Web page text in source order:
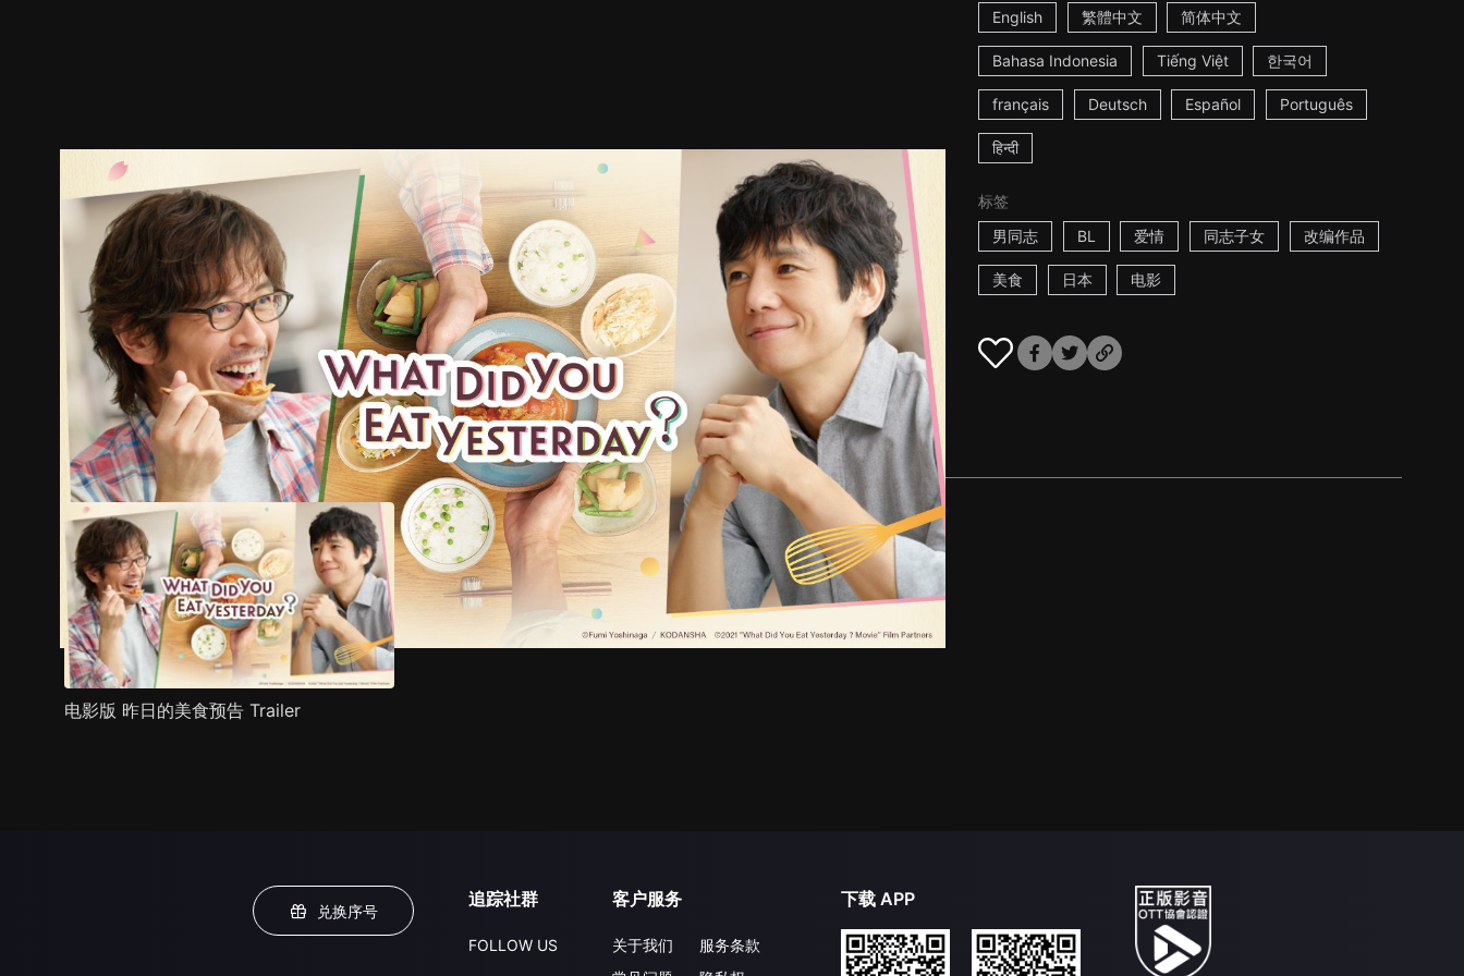
English 繁體中文 简体中文
Bahasa Indonesia Tiếng Việt 한국어
français Deutsch Español Português
हिन्दी
标签
男同志
BL 爱情 同志子女 改编作品
美食 日本 电影
预告 剧照 推荐影片 剧情介绍
电影版 昨日的美食预告 Trailer
兑换序号
追踪社群
FOLLOW US
客户服务
关于我们
服务条款
下载 APP